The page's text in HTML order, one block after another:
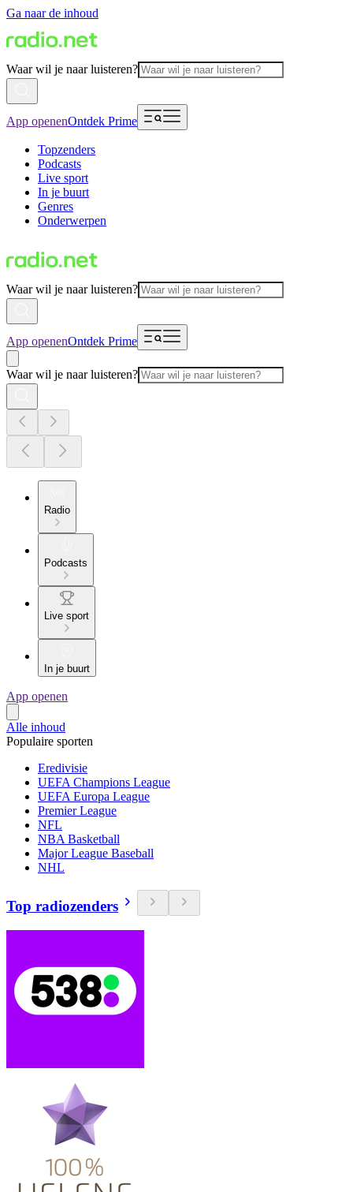
Ga naar de inhoud
Waar wil je naar luisteren?
App openenOntdek Prime
Topzenders
Podcasts
Live sport
In je buurt
Genres
Onderwerpen
Waar wil je naar luisteren?
App openenOntdek Prime
Waar wil je naar luisteren?
Radio
Podcasts
Live sport
In je buurt
App openen
Alle inhoud
Populaire sporten
Eredivisie
UEFA Champions League
UEFA Europa League
Premier League
NFL
NBA Basketball
Major League Baseball
NHL
Top radiozenders